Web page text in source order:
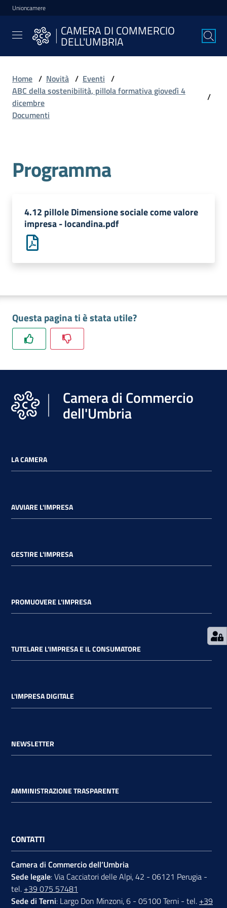
Vai al contenuto
Vai alla navigazione
Vai al footer
Unioncamere
CAMERA DI COMMERCIO
DELL'UMBRIA
CAMERA DI
COMMERCIO
DELL'UMBRIA
La
Camera
l'Impresa
l'Impresa
il
Tutelare
e
Consumatore
Ac
tra
ti
Home / Novità / Eventi /
ABC della sostenibilità, pillola formativa giovedì 4
dicembre
/
Documenti
Programma
4.12 pillole Dimensione sociale come valore
impresa - locandina.pdf
Questa pagina ti è stata utile?
Camera di Commercio
dell'Umbria
LA CAMERA
AVVIARE L'IMPRESA
GESTIRE L'IMPRESA
PROMUOVERE L'IMPRESA
TUTELARE L'IMPRESA E IL CONSUMATORE
L'IMPRESA DIGITALE
NEWSLETTER
AMMINISTRAZIONE TRASPARENTE
CONTATTI
Camera di Commercio dell’Umbria
Sede legale: Via Cacciatori delle Alpi, 42 - 06121 Perugia -
tel. +39 075 57481
Sede di Terni: Largo Don Minzoni, 6 - 05100 Terni - tel. +39